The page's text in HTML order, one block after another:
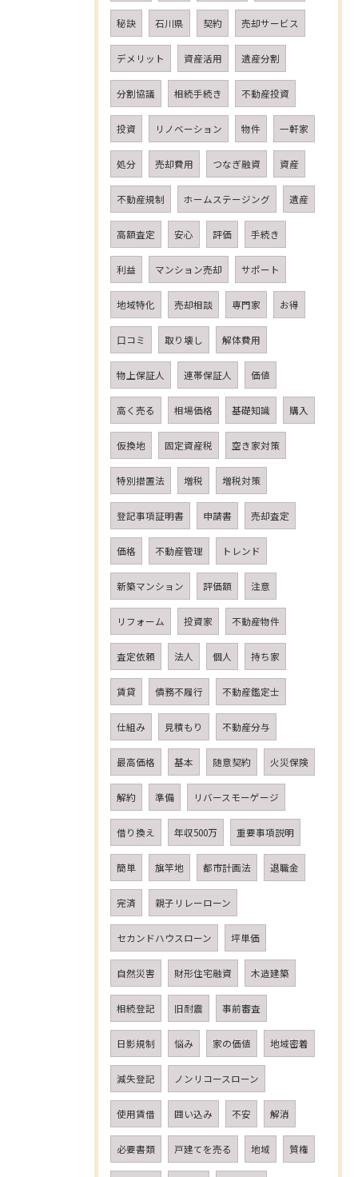
秘訣 石川県 契約 売却サービス
デメリット 資産活用 遺産分割
分割協議 相続手続き 不動産投資
投資 リノベーション 物件 一軒家
処分 売却費用 つなぎ融資 資産
不動産規制 ホームステージング 遺産
高額査定 安心 評価 手続き
利益 マンション売却 サポート
地域特化 売却相談 専門家 お得
口コミ 取り壊し 解体費用
物上保証人 連帯保証人 価値
高く売る 相場価格 基礎知識 購入
仮換地 固定資産税 空き家対策
特別措置法 増税 増税対策
登記事項証明書 申請書 売却査定
価格 不動産管理 トレンド
新築マンション 評価額 注意
リフォーム 投資家 不動産物件
査定依頼 法人 個人 持ち家
賃貸 債務不履行 不動産鑑定士
仕組み 見積もり 不動産分与
最高価格 基本 随意契約 火災保険
解約 準備 リバースモーゲージ
借り換え 年収500万 重要事項説明
簡単 旗竿地 都市計画法 退職金
完済 親子リレーローン
セカンドハウスローン 坪単価
自然災害 財形住宅融資 木造建築
相続登記 旧耐震 事前審査
日影規制 悩み 家の価値 地域密着
減失登記 ノンリコースローン
使用賃借 囲い込み 不安 解消
必要書類 戸建てを売る 地域 質権